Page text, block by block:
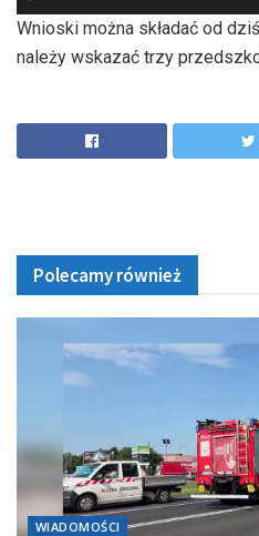
Wnioski można składać od
należy wskazać trzy
Polecamy również
WIADOMOŚCI